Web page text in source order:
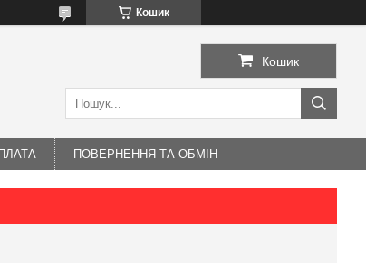
Кошик
Кошик
ПОВЕРНЕННЯ ТА ОБМІН